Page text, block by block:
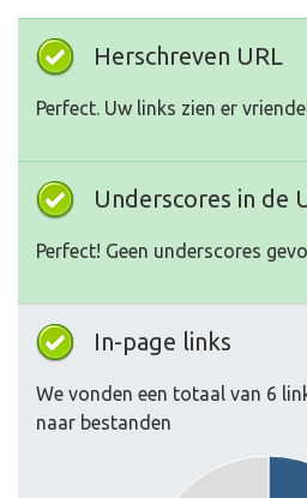
Herschreven URL
Perfect. Uw links zien er
Underscores in de
Perfect! Geen underscores
In-page links
We vonden een totaal van 6
naar bestanden